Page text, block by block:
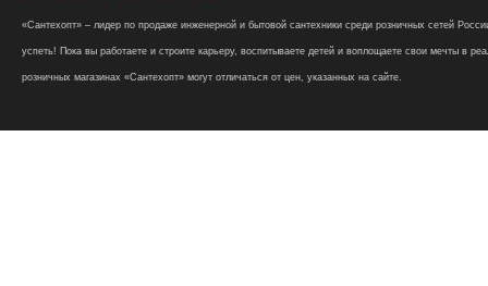
«Сантехопт» – лидер по продаже инженерной и бытовой сантехники среди розничных сетей
успеть! Пока вы работаете и строите карьеру, воспитываете детей и воплощаете свои мечты в
розничных магазинах «Сантехопт» могут отличаться от цен, указанных на сайте.